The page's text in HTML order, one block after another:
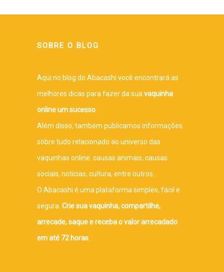
SOBRE O BLOG
Aqui no blog do Abacashi você encontrará as
melhores dicas para fazer da sua vaquinha
online um sucesso
Além disso, também publicamos informações
sobre tudo relacionado ao universo das
vaquinhas online: causas animais, causas
sociais, notícias, cultura, entre outros.
O Abacashi é uma plataforma simples, fácil e
segura. Crie sua vaquinha, compartilhe,
arrecade, saque e receba o valor arrecadado
em até 72 horas